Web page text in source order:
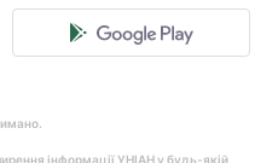
інформації УНІАН у будь-якій